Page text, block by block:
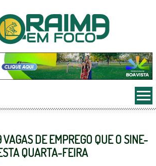
VAGAS DE EMPREGO QUE O SINE-
QUARTA-FEIRA